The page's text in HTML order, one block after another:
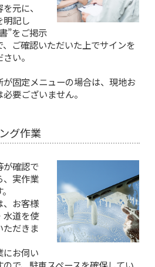
元に、
明記し
”をご掲示
、ご確認いただいた上でサインを
い。
固定メニューの場合は、現地お
要ございません。
グ作業
が確認で
、実作業
、お客様
水道を使
ただきま
にお伺い